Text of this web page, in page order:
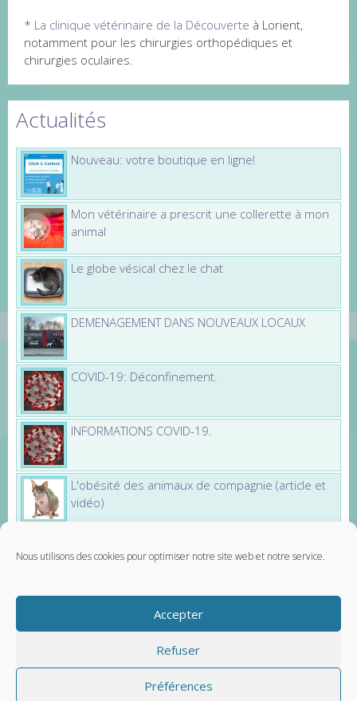
Nous utilisons des cookies pour optimiser notre site web et notre service.
Accepter
Refuser
Préférences
* La clinique vétérinaire de la Découverte à Lorient,
notamment pour les chirurgies orthopédiques et
chirurgies oculaires.
Actualités
Nouveau: votre boutique en ligne!
Mon vétérinaire a prescrit une collerette à mon
animal
Le globe vésical chez le chat
DEMENAGEMENT DANS NOUVEAUX LOCAUX
COVID-19: Déconfinement.
INFORMATIONS COVID-19.
L'obésité des animaux de compagnie (article et
vidéo)
Partenaires
Santévet - assurance chien
Carnet Véto - carnet de santé vétérinaire
Contactez-nous
Mentions légales